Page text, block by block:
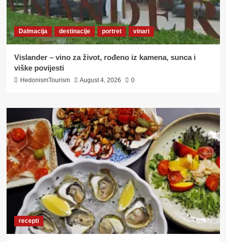
Dalmacija destinacije portret vinari
Vislander – vino za život, rođeno iz kamena, sunca i
viške povijesti
HedonismTourism August 4, 2026 0
recepti